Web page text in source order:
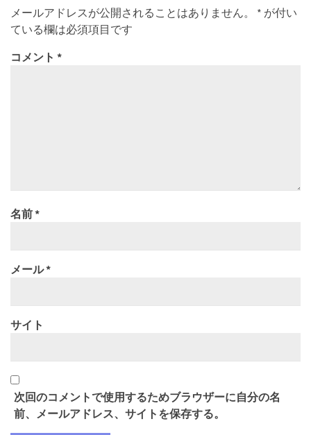
メールアドレスが公開されることはありません。 * が付い
ている欄は必須項目です
コメント *
名前*
メール*
サイト
次回のコメントで使用するためブラウザーに自分の名
前、メールアドレス、サイトを保存する。